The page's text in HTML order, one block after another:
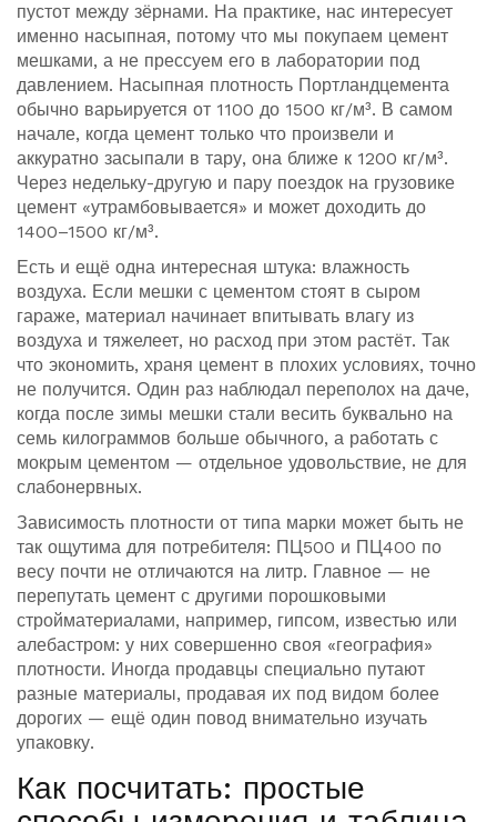
пустот между зёрнами. На практике, нас интересует
именно насыпная, потому что мы покупаем цемент
мешками, а не прессуем его в лаборатории под
давлением. Насыпная плотность Портландцемента
обычно варьируется от 1100 до 1500 кг/м³. В самом
начале, когда цемент только что произвели и
аккуратно засыпали в тару, она ближе к 1200 кг/м³.
Через недельку-другую и пару поездок на грузовике
цемент «утрамбовывается» и может доходить до
1400–1500 кг/м³.
Есть и ещё одна интересная штука: влажность
воздуха. Если мешки с цементом стоят в сыром
гараже, материал начинает впитывать влагу из
воздуха и тяжелеет, но расход при этом растёт. Так
что экономить, храня цемент в плохих условиях, точно
не получится. Один раз наблюдал переполох на даче,
когда после зимы мешки стали весить буквально на
семь килограммов больше обычного, а работать с
мокрым цементом — отдельное удовольствие, не для
слабонервных.
Зависимость плотности от типа марки может быть не
так ощутима для потребителя: ПЦ500 и ПЦ400 по
весу почти не отличаются на литр. Главное — не
перепутать цемент с другими порошковыми
стройматериалами, например, гипсом, известью или
алебастром: у них совершенно своя «география»
плотности. Иногда продавцы специально путают
разные материалы, продавая их под видом более
дорогих — ещё один повод внимательно изучать
упаковку.
Как посчитать: простые